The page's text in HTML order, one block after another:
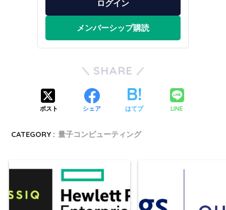
ログイン
メンバーシップ購読
SHARE
ポスト シェア はてブ LINE
CATEGORY : 量子コンピューティング